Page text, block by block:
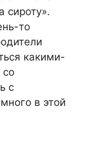
сироту».
то
какими-
с
в этой